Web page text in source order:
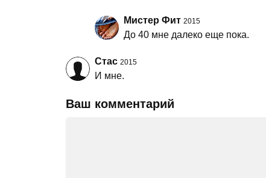
Мистер Фит 2015
До 40 мне далеко еще пока.
Стас 2015
И мне.
Ваш комментарий